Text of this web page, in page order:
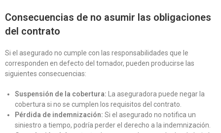
Consecuencias de no asumir las obligaciones
del contrato
Si el asegurado no cumple con las responsabilidades que le
corresponden en defecto del tomador, pueden producirse las
siguientes consecuencias:
Suspensión de la cobertura: La aseguradora puede negar la
cobertura si no se cumplen los requisitos del contrato.
Pérdida de indemnización: Si el asegurado no notifica un
siniestro a tiempo, podría perder el derecho a la indemnización.